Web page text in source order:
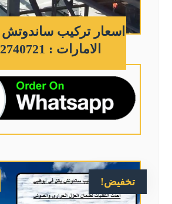
اسعار تركيب
الامارات : 0542740721
تخفيض!